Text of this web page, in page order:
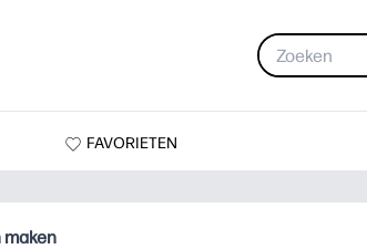
FAVORIETEN